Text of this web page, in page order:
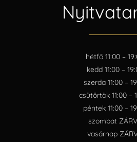
hétfő 11:00 –
kedd 11:00 –
szerda 11:00 –
csütörtök 11:00 –
péntek 11:00 –
szombat
vasárnap